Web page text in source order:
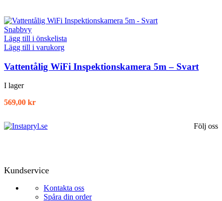
Snabbvy
Lägg till i önskelista
Lägg till i varukorg
Vattentålig WiFi Inspektionskamera 5m – Svart
I lager
569,00 kr
Följ oss
Kundservice
Kontakta oss
Spåra din order